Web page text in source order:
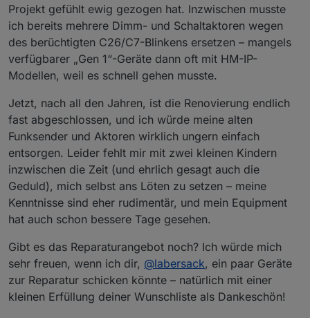
Projekt gefühlt ewig gezogen hat. Inzwischen musste
ich bereits mehrere Dimm- und Schaltaktoren wegen
des berüchtigten C26/C7-Blinkens ersetzen – mangels
verfügbarer „Gen 1“-Geräte dann oft mit HM-IP-
Modellen, weil es schnell gehen musste.
Jetzt, nach all den Jahren, ist die Renovierung endlich
fast abgeschlossen, und ich würde meine alten
Funksender und Aktoren wirklich ungern einfach
entsorgen. Leider fehlt mir mit zwei kleinen Kindern
inzwischen die Zeit (und ehrlich gesagt auch die
Geduld), mich selbst ans Löten zu setzen – meine
Kenntnisse sind eher rudimentär, und mein Equipment
hat auch schon bessere Tage gesehen.
Gibt es das Reparaturangebot noch? Ich würde mich
sehr freuen, wenn ich dir, @labersack, ein paar Geräte
zur Reparatur schicken könnte – natürlich mit einer
kleinen Erfüllung deiner Wunschliste als Dankeschön!